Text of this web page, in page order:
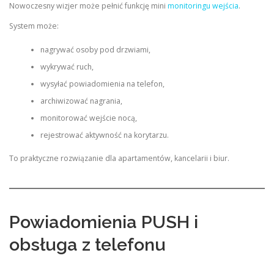
Nowoczesny wizjer może pełnić funkcję mini monitoringu wejścia.
System może:
nagrywać osoby pod drzwiami,
wykrywać ruch,
wysyłać powiadomienia na telefon,
archiwizować nagrania,
monitorować wejście nocą,
rejestrować aktywność na korytarzu.
To praktyczne rozwiązanie dla apartamentów, kancelarii i biur.
Powiadomienia PUSH i
obsługa z telefonu